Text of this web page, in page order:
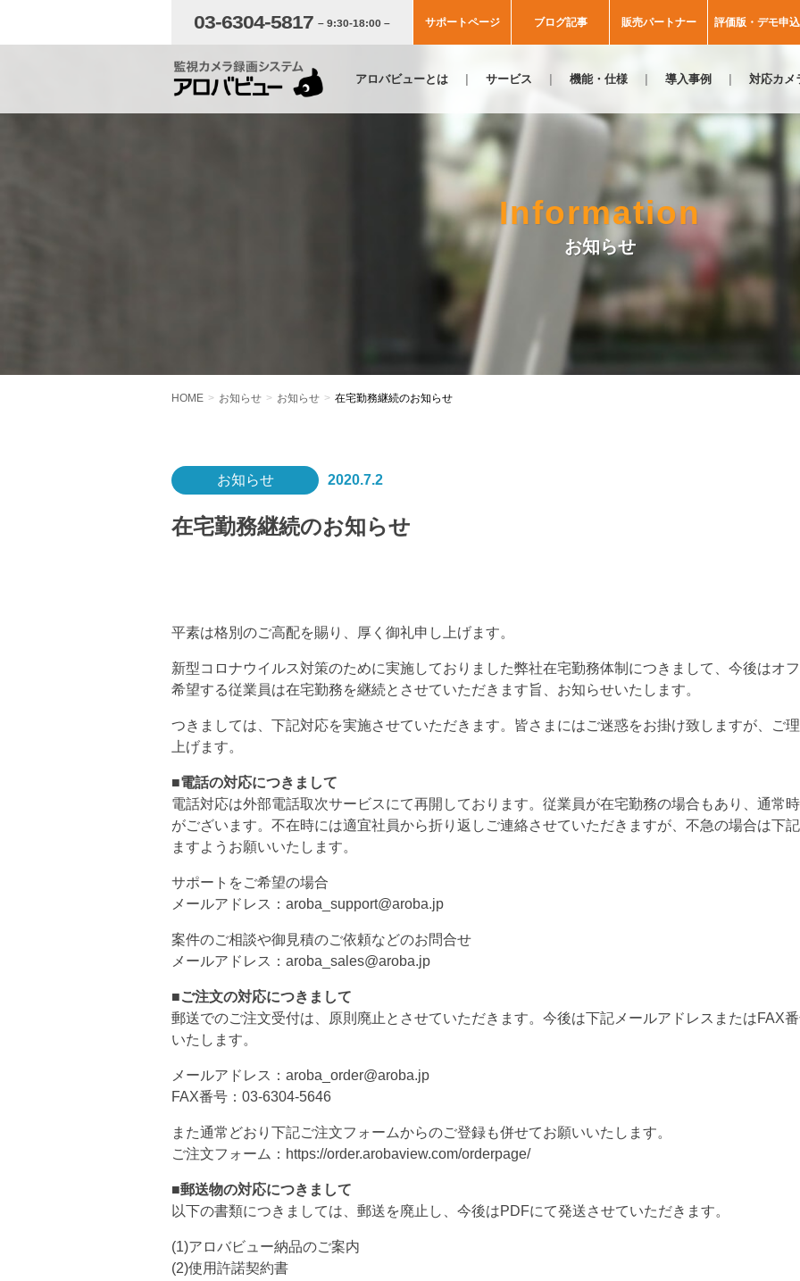
03-6304-5817 – 9:30-18:00 – サポートページ ブログ記事 販売パートナー 評価版・デモ申込
アロバビューとは サービス 機能・仕様 導入事例 対応カメ
Information
お知らせ
HOME お知らせ お知らせ 在宅勤務継続のお知らせ
お知らせ 2020.7.2
在宅勤務継続のお知らせ
平素は格別のご高配を賜り、厚く御礼申し上げます。
新型コロナウイルス対策のために実施しておりました弊社在宅勤務体制につきまして、今後はオ
希望する従業員は在宅勤務を継続とさせていただきます旨、お知らせいたします。
つきましては、下記対応を実施させていただきます。皆さまにはご迷惑をお掛け致しますが、ご
上げます。
■電話の対応につきまして
電話対応は外部電話取次サービスにて再開しております。従業員が在宅勤務の場合もあり、通常
がございます。不在時には適宜社員から折り返しご連絡させていただきますが、不急の場合は下
ますようお願いいたします。
サポートをご希望の場合
メールアドレス：aroba_support@aroba.jp
案件のご相談や御見積のご依頼などのお問合せ
メールアドレス：aroba_sales@aroba.jp
■ご注文の対応につきまして
郵送でのご注文受付は、原則廃止とさせていただきます。今後は下記メールアドレスまたはFAX
いたします。
メールアドレス：aroba_order@aroba.jp
FAX番号：03-6304-5646
また通常どおり下記ご注文フォームからのご登録も併せてお願いいたします。
ご注文フォーム：https://order.arobaview.com/orderpage/
■郵送物の対応につきまして
以下の書類につきましては、郵送を廃止し、今後はPDFにて発送させていただきます。
(1)アロバビュー納品のご案内
(2)使用許諾契約書